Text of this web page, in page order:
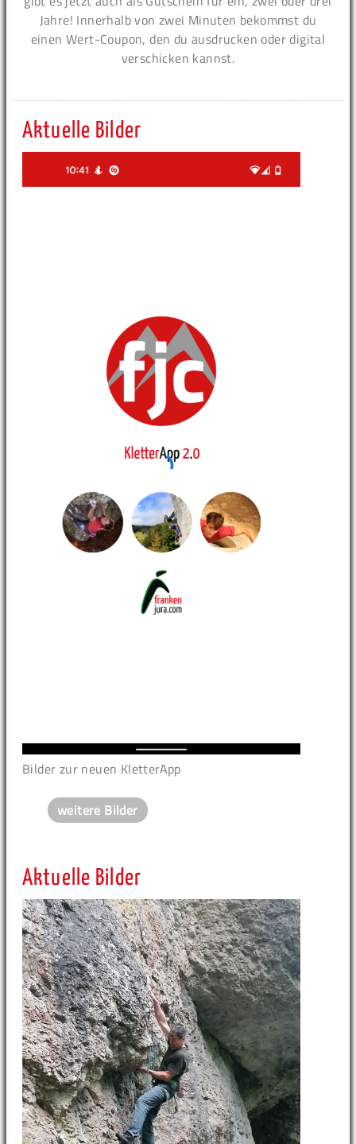
Jahre! Innerhalb von zwei Minuten bekommst du
einen Wert-Coupon, den du ausdrucken oder digital
verschicken kannst.
Aktuelle Bilder
Bilder zur neuen KletterApp
weitere Bilder
Aktuelle Bilder